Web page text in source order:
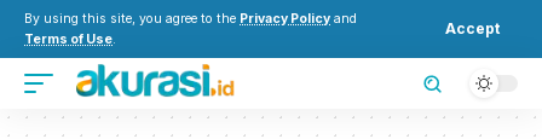
By using this site, you agree to the Privacy Policy and
Terms of Use.
Accept